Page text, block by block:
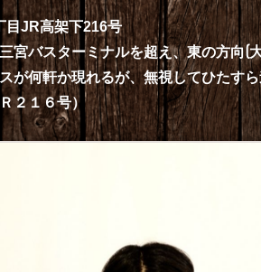
目 JR高架下216号
宮バスターミナルを超え、東の方向(
が何軒か現れるが、無視してひたす
２１６号）